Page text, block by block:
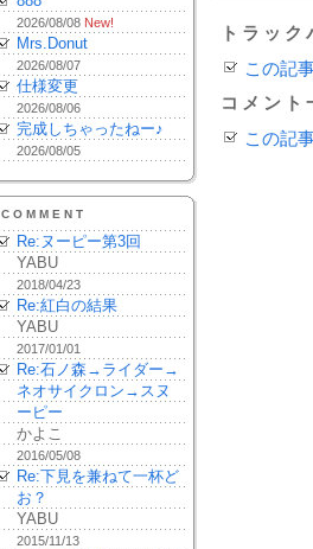
2026/08/08 New!
Mrs.Donut
2026/08/07
仕様変更
2026/08/06
完成しちゃったねー♪
2026/08/05
COMMENT
Re:ヌーピー第3回
YABU
2018/04/23
Re:紅白の結果
YABU
2017/01/01
Re:石ノ森→ライダー→
ネオサイクロン→スヌ
ーピー
かよこ
2016/05/08
Re:下見を兼ねて一杯ど
お？
YABU
2015/11/13
トラッ
この記
コメント
この記